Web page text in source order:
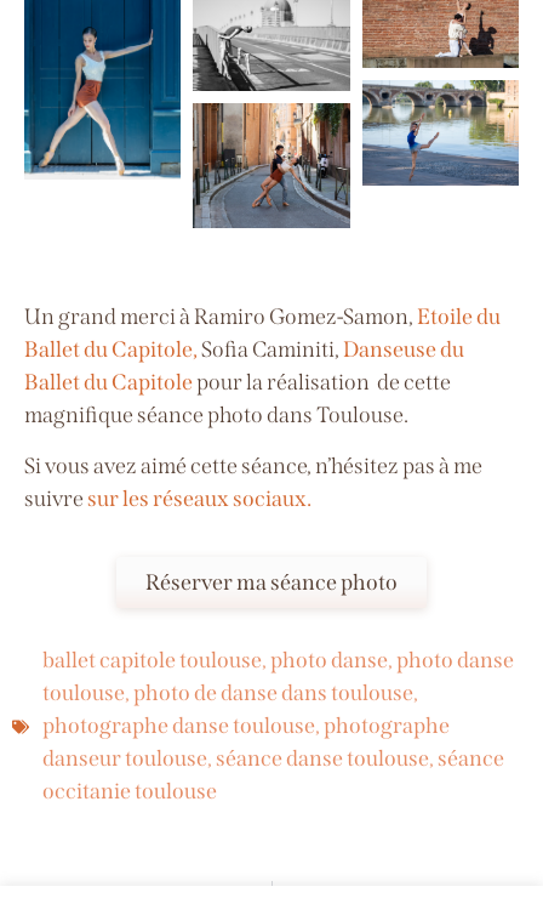
Un grand merci à Ramiro Gomez-Samon,Etoile du
Ballet du Capitole,Sofia Caminiti,Danseuse du
Ballet du Capitolepour la réalisation de cette
magnifique séance photo dans Toulouse.
Si vous avez aimé cette séance, n’hésitez pas à me
suivresur les réseaux sociaux.
Réserver ma séance photo
ballet capitole toulouse,photo danse,photo danse
toulouse,photo de danse dans toulouse,
photographe danse toulouse,photographe
danseur toulouse,séance danse toulouse,séance
occitanie toulouse